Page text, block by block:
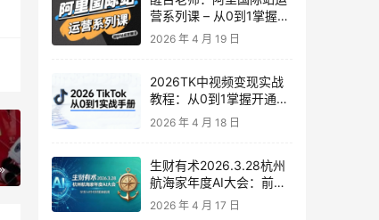
营系列课 – 从0到1掌握平
台运营核心技巧
2026 年 4 月 19 日
2026TK中视频变现实战
教程：从0到1掌握开通、
养号、剪辑到变现，新手
副业首选
2026 年 4 月 18 日
生财有术2026.3.28杭州
航海家年度AI大会：前沿
趋势×落地案例×技能图谱
2026 年 4 月 17 日